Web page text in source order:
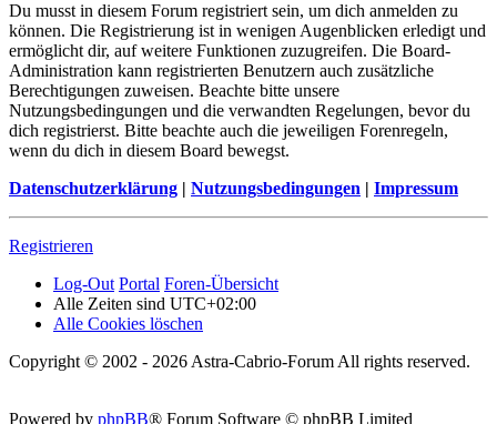
Du musst in diesem Forum registriert sein, um dich anmelden zu
können. Die Registrierung ist in wenigen Augenblicken erledigt und
ermöglicht dir, auf weitere Funktionen zuzugreifen. Die Board-
Administration kann registrierten Benutzern auch zusätzliche
Berechtigungen zuweisen. Beachte bitte unsere
Nutzungsbedingungen und die verwandten Regelungen, bevor du
dich registrierst. Bitte beachte auch die jeweiligen Forenregeln,
wenn du dich in diesem Board bewegst.
Datenschutzerklärung | Nutzungsbedingungen | Impressum
Registrieren
Log-Out Portal Foren-Übersicht
Alle Zeiten sind UTC+02:00
Alle Cookies löschen
Copyright © 2002 - 2026 Astra-Cabrio-Forum All rights reserved.
Powered by phpBB® Forum Software © phpBB Limited